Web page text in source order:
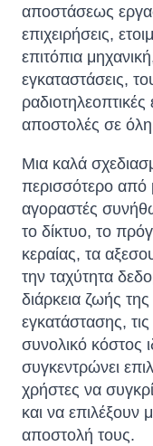
αποστάσεως
επιχειρήσεις,
επιτόπια
εγκαταστάσεις,
ραδιοτηλεοπτικές
αποστολές σε
Μια καλά
περισσότερο από
αγοραστές
το δίκτυο, το
κεραίας, τα
την ταχύτητα
διάρκεια ζωής
εγκατάστασης,
συνολικό κόστος
συγκεντρώνει
χρήστες να
και να επιλέξουν
αποστολή τους.